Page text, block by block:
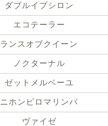
ダブルイプシロン
エコテーラー
ランスオブクイーン
ノクターナル
ゼットメルベーユ
ニホンピロマリンバ
ヴァイゼ